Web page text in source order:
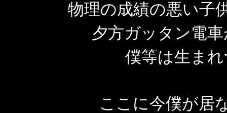
物理の成績の悪い子
夕方ガッタン電
僕等は生ま
ここに今僕が居